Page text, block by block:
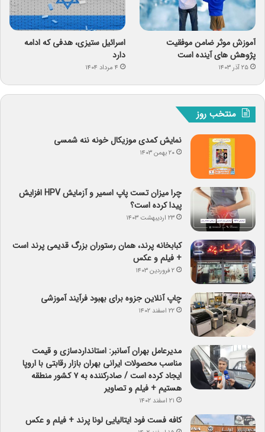
آموزش موثر ضامن موفقیت
پژوهش های آینده است
۲۵ آذر ۱۴۰۳
اسرائیل ستیزی، هدفی که ادامه
دارد
۴ مرداد ۱۴۰۴
منتخب روز
نمایش کمدی موزیکال خونه ننه شمسی
۲۰ بهمن ۱۴۰۳
چرا میزان تست پاپ اسمیر و آزمایش HPV افزایش
پیدا کرده است؟
۲۳ اردیبهشت ۱۴۰۳
کبابخانه پرند، همان رستوران بزرگ قدیمی پرند است
+ فیلم و عکس
۲ فروردین ۱۴۰۳
چاپ آنلاین جزوه برای بهبود فرآیند آموزشی
۲۲ اسفند ۱۴۰۲
مدیرعامل بهران آسانبر: استانداردسازی و قیمت
مناسب محصولات ایرانی بهران بازار رقابتی با اروپا
ایجاد کرده است / صادرکننده به ۷ کشور منطقه
هستیم + فیلم و تصاویر
۲۱ اسفند ۱۴۰۲
کافه فست فود ایتالیایی لونا پرند + فیلم و عکس